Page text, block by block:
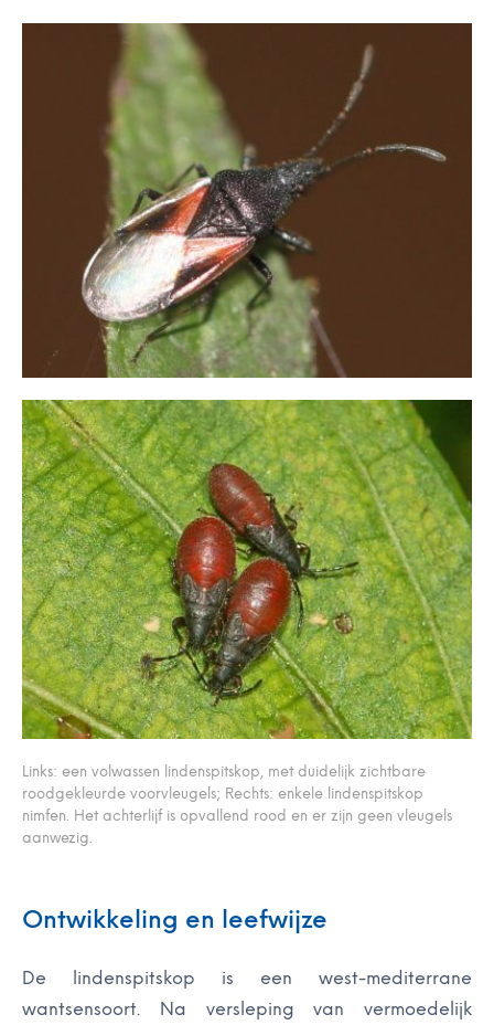
Links: een volwassen lindenspitskop, met duidelijk zichtbare
roodgekleurde voorvleugels; Rechts: enkele lindenspitskop
nimfen. Het achterlijf is opvallend rood en er zijn geen vleugels
aanwezig.
Ontwikkeling en leefwijze
De lindenspitskop is een west-mediterrane
wantsensoort. Na versleping van vermoedelijk